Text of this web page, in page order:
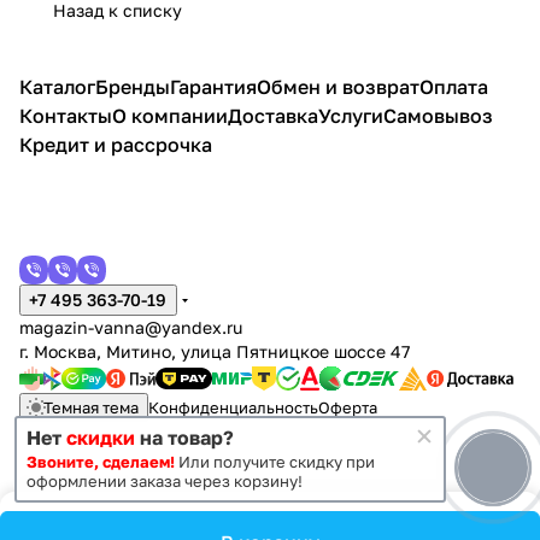
90x2
05)
ая баня баня
ный
90
0
Назад к списку
КаталогБрендыГарантияОбмен и возвратОплата
КонтактыО компанииДоставкаУслугиСамовывоз
Кредит и рассрочка
+7 495 363-70-19
magazin-vanna@yandex.ru
г. Москва, Митино, улица Пятницкое шоссе 47
Темная тема КонфиденциальностьОферта
© 2011 - 2026 Vanna-vanna.ru
Нет скидки на товар?
Звоните, сделаем! Или получите скидку при
оформлении заказа через корзину!